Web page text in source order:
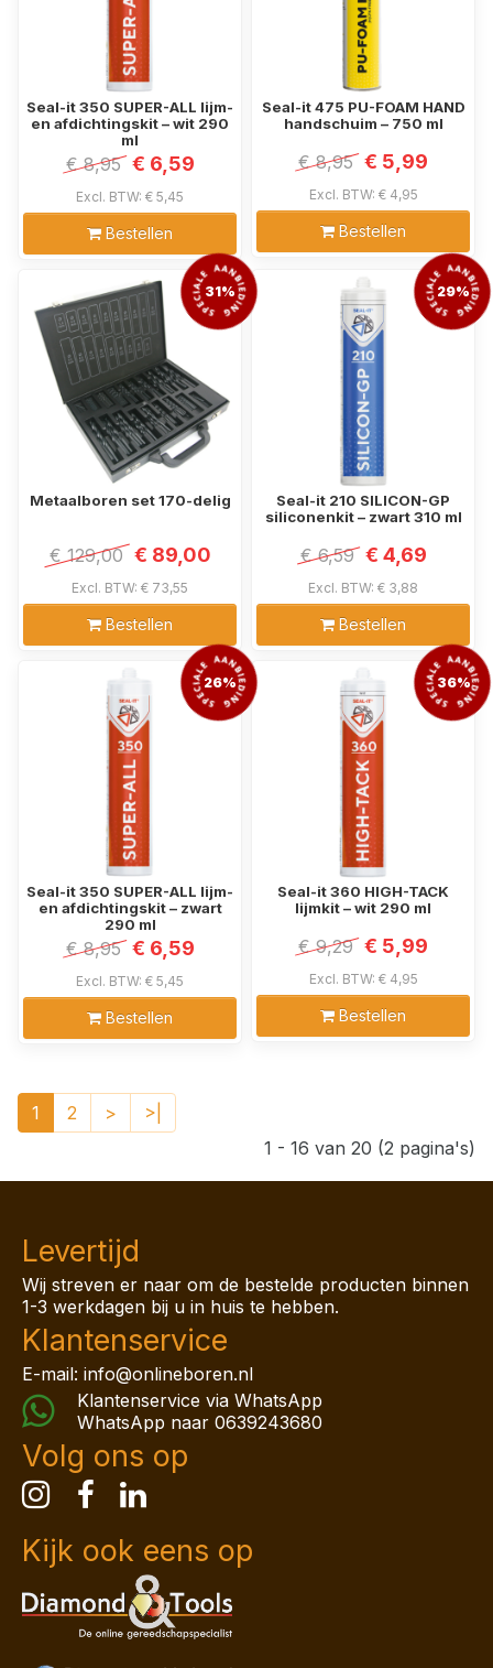
Seal-it 350 SUPER-ALL lijm-
en afdichtingskit – wit 290
ml
€ 8,95 € 6,59
Excl. BTW: € 5,45
Bestellen
Seal-it 475 PU-FOAM HAND
handschuim – 750 ml
€ 8,95 € 5,99
Excl. BTW: € 4,95
Bestellen
31%
Metaalboren set 170-delig
€ 129,00 € 89,00
Excl. BTW: € 73,55
Bestellen
29%
Seal-it 210 SILICON-GP
siliconenkit – zwart 310 ml
€ 6,59 € 4,69
Excl. BTW: € 3,88
Bestellen
26%
Seal-it 350 SUPER-ALL lijm-
en afdichtingskit – zwart
290 ml
€ 8,95 € 6,59
Excl. BTW: € 5,45
Bestellen
36%
Seal-it 360 HIGH-TACK
lijmkit – wit 290 ml
€ 9,29 € 5,99
Excl. BTW: € 4,95
Bestellen
1 2 >
>|
1 - 16 van 20 (2 pagina's)
Levertijd
Wij streven er naar om de bestelde producten binnen
1-3 werkdagen bij u in huis te hebben.
Klantenservice
E-mail: info@onlineboren.nl
Klantenservice via WhatsApp
WhatsApp naar 0639243680
Volg ons op
Kijk ook eens op